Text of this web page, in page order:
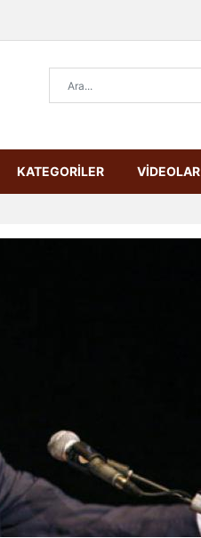
KATEGORİLER VİDEOLAR